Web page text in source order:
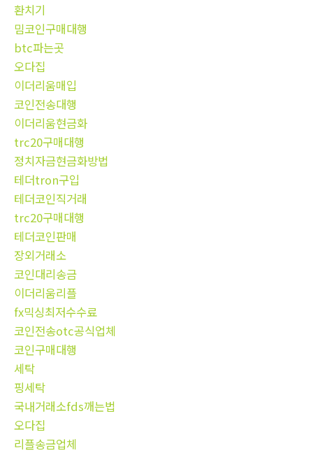
환치기
밈코인구매대행
btc파는곳
오다집
이더리움매입
코인전송대행
이더리움현금화
trc20구매대행
정치자금현금화방법
테더tron구입
테더코인직거래
trc20구매대행
테더코인판매
장외거래소
코인대리송금
이더리움리플
fx믹싱최저수수료
코인전송otc공식업체
코인구매대행
세탁
핑세탁
국내거래소fds깨는법
오다집
리플송금업체